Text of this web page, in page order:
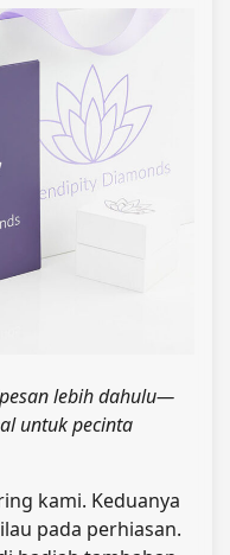
lebih dahulu—
untuk pecinta
kami. Keduanya
pada perhiasan.